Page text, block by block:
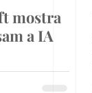
mostra
a IA